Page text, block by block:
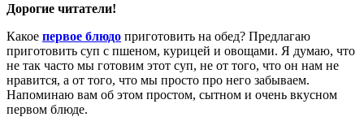
Дорогие читатели!
Какое первое блюдо приготовить на обед? Предлагаю
приготовить суп с пшеном, курицей и овощами. Я думаю, что
не так часто мы готовим этот суп, не от того, что он нам не
нравится, а от того, что мы просто про него забываем.
Напоминаю вам об этом простом, сытном и очень вкусном
первом блюде.